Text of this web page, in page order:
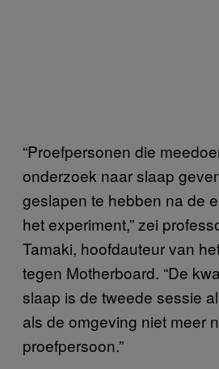
“Proefpersonen die
onderzoek naar slaap
geslapen te hebben na de
het experiment,” zei
Tamaki, hoofdauteur van
tegen Motherboard. “De
slaap is de tweede sessie
als de omgeving niet meer
proefpersoon.”